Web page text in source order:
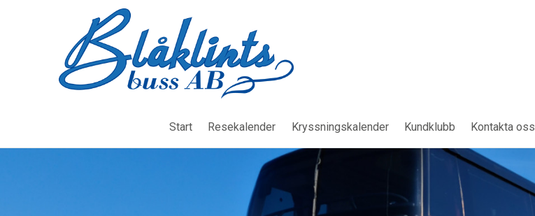
Start Resekalender Kryssningskalender Kundklubb Kontakta oss